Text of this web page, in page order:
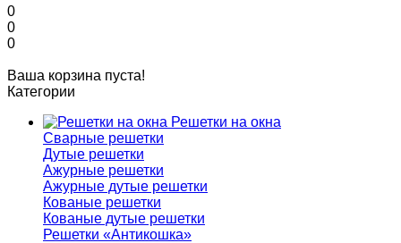
0
0
0
Ваша корзина пуста!
Категории
Решетки на окна
Сварные решетки
Дутые решетки
Ажурные решетки
Ажурные дутые решетки
Кованые решетки
Кованые дутые решетки
Решетки «Антикошка»